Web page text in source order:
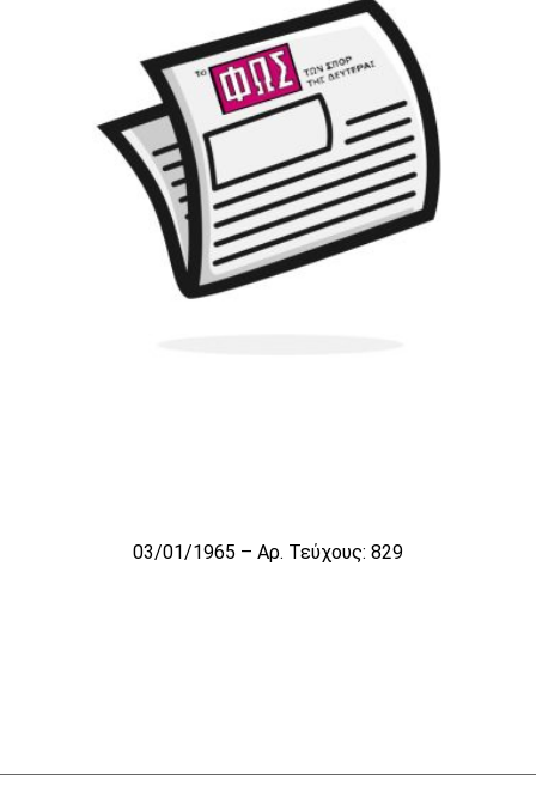
03/01/1965 – Αρ. Τεύχους: 829